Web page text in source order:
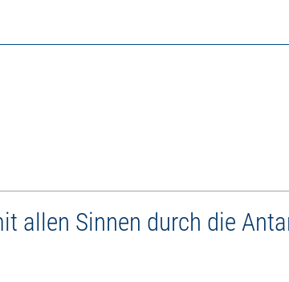
allen Sinnen durch die